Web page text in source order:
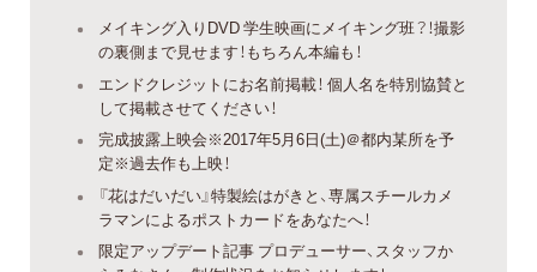
メイキング入りDVD 学生映画にメイキング班？！撮影
の裏側まで見せます！もちろん本編も！
エンドクレジットにお名前掲載！ 個人名を特別協賛と
して掲載させてください！
完成披露上映会※2017年5月6日(土)＠都内某所を予
定※過去作も上映！
『花はだいだい』特製絵はがきと、専属スチールカメ
ラマンによるポストカードをあなたへ！
限定アップデート記事 プロデューサー、スタッフか